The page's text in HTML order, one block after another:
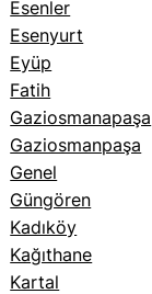
Esenler
Esenyurt
Eyüp
Fatih
Gaziosmanapaşa
Gaziosmanpaşa
Genel
Güngören
Kadıköy
Kağıthane
Kartal